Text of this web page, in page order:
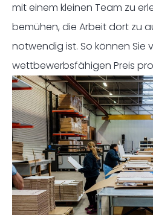
mit einem kleinen Team zu
bemühen, die Arbeit dort zu
notwendig ist. So können Sie
wettbewerbsfähigen Preis